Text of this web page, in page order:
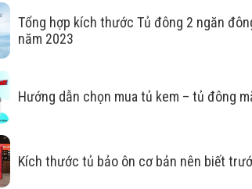
Tổng hợp kích thước Tủ đông 2 ngăn
năm 2023
Hướng dẫn chọn mua tủ kem – tủ đông
Kích thước tủ bảo ôn cơ bản nên biết